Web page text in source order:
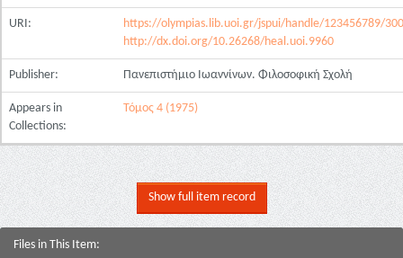
URI:
https://olympias.lib.uoi.gr/jspui/handle/123456789/
http://dx.doi.org/10.26268/heal.uoi.9960
Publisher: Πανεπιστήμιο Ιωαννίνων. Φιλοσοφική Σχολή
Appears in
Collections:
Τόμος 4 (1975)
Show full item record
Files in This Item: